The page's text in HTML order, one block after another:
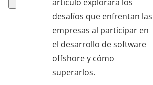
desafíos que enfrentan las
empresas al participar en
el desarrollo de software
offshore y cómo
superarlos.